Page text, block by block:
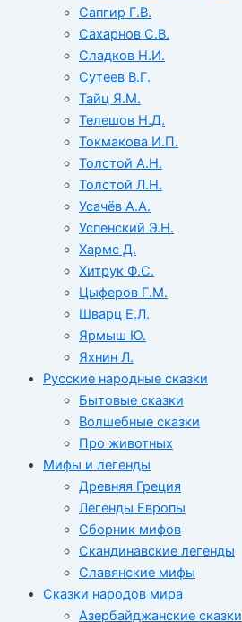
Сапгир Г.В.
Сахарнов С.В.
Сладков Н.И.
Сутеев В.Г.
Тайц Я.М.
Телешов Н.Д.
Токмакова И.П.
Толстой А.Н.
Толстой Л.Н.
Усачёв А.А.
Успенский Э.Н.
Хармс Д.
Хитрук Ф.С.
Цыферов Г.М.
Шварц Е.Л.
Ярмыш Ю.
Яхнин Л.
Русские народные сказки
Бытовые сказки
Волшебные сказки
Про животных
Мифы и легенды
Древняя Греция
Легенды Европы
Сборник мифов
Скандинавские легенды
Славянские мифы
Сказки народов мира
Азербайджанские сказки